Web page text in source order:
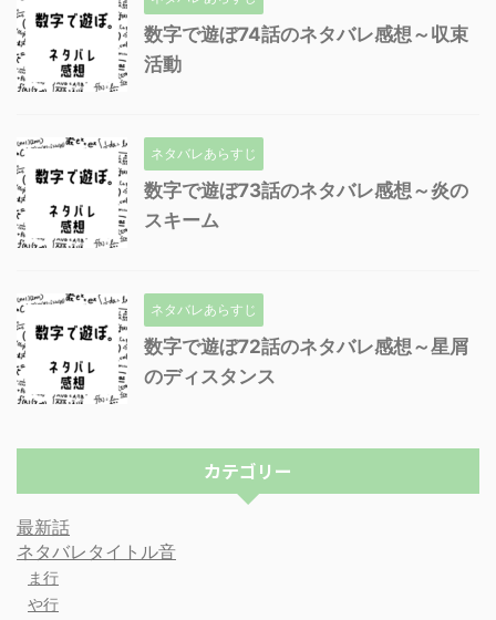
数字で遊ぼ74話のネタバレ感想～収束
活動
ネタバレあらすじ
数字で遊ぼ73話のネタバレ感想～炎の
スキーム
ネタバレあらすじ
数字で遊ぼ72話のネタバレ感想～星屑
のディスタンス
カテゴリー
最新話
ネタバレタイトル音
ま行
や行